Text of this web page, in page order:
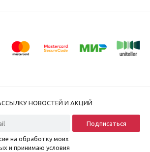
НОВОСТЕЙ И АКЦИЙ
на обработку моих
и принимаю условия